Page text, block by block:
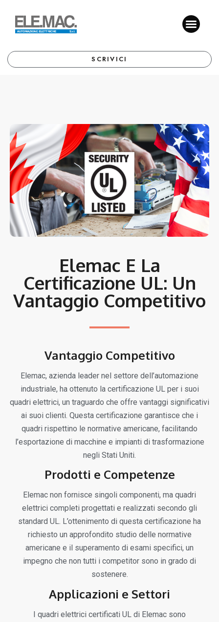
SCRIVICI
Elemac E La
Certificazione UL: Un
Vantaggio Competitivo
Vantaggio Competitivo
Elemac, azienda leader nel settore dell’automazione
industriale, ha ottenuto la certificazione UL per i suoi
quadri elettrici, un traguardo che offre vantaggi significativi
ai suoi clienti. Questa certificazione garantisce che i
quadri rispettino le normative americane, facilitando
l’esportazione di macchine e impianti di trasformazione
negli Stati Uniti.
Prodotti e Competenze
Elemac non fornisce singoli componenti, ma quadri
elettrici completi progettati e realizzati secondo gli
standard UL. L’ottenimento di questa certificazione ha
richiesto un approfondito studio delle normative
americane e il superamento di esami specifici, un
impegno che non tutti i competitor sono in grado di
sostenere.
Applicazioni e Settori
I quadri elettrici certificati UL di Elemac sono